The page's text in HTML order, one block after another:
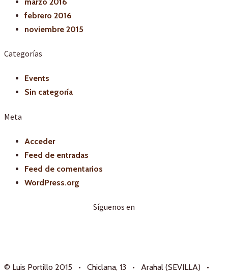
febrero 2016
noviembre 2015
Categorías
Events
Sin categoría
Meta
Acceder
Feed de entradas
Feed de comentarios
WordPress.org
Síguenos en
© Luis Portillo 2015 • Chiclana, 13 • Arahal (SEVILLA) •